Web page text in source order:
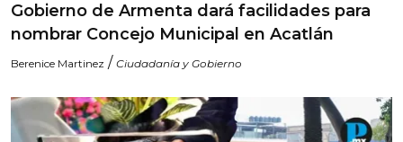
Gobierno de Armenta dará facilidades para
nombrar Concejo Municipal en Acatlán
Berenice Martinez / Ciudadanía y Gobierno